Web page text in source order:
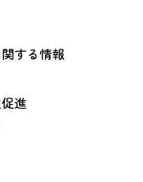
する情報
進